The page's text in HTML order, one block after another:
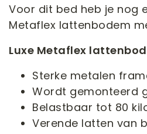
Voor dit bed heb je nog
Metaflex lattenbodem
Luxe Metaflex
Sterke metalen
Wordt gemonteerd
Belastbaar tot 80
Verende latten van